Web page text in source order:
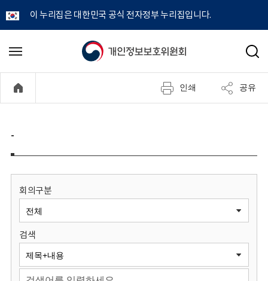
이 누리집은 대한민국 공식 전자정부 누리집입니다.
개
정
보
원
회
메
기
검
인쇄 공유
-
회의구분
검색